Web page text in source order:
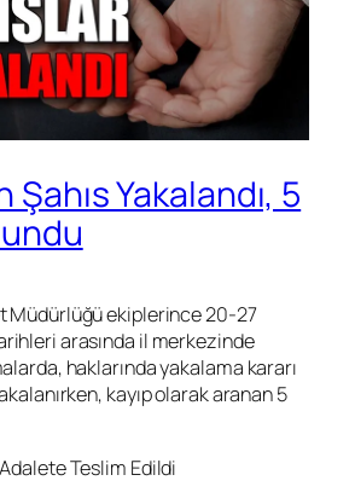
Şahıs Yakalandı, 5
Müdürlüğü ekiplerince 20-27
arasında il merkezinde
haklarında yakalama kararı
kayıp olarak aranan 5
Teslim Edildi